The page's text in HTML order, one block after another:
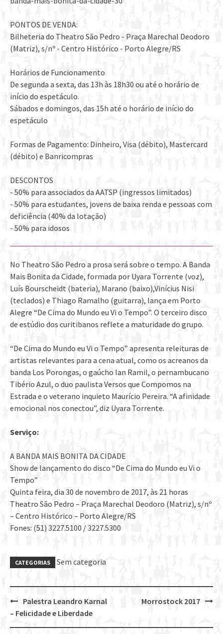
PONTOS DE VENDA:
Bilheteria do Theatro São Pedro - Praça Marechal Deodoro
(Matriz), s/nº - Centro Histórico - Porto Alegre/RS
Horários de Funcionamento
De segunda a sexta, das 13h às 18h30 ou até o horário de
início do espetáculo.
Sábados e domingos, das 15h até o horário de início do
espetáculo
Formas de Pagamento: Dinheiro, Visa (débito), Mastercard
(débito) e Banricompras
DESCONTOS
- 50% para associados da AATSP (ingressos limitados)
- 50% para estudantes, jovens de baixa renda e pessoas com
deficiência (40% da lotação)
- 50% para idosos
No Theatro São Pedro a prosa será sobre o tempo. A Banda
Mais Bonita da Cidade, formada por Uyara Torrente (voz),
Luís Bourscheidt (bateria), Marano (baixo),Vinícius Nisi
(teclados) e Thiago Ramalho (guitarra), lança em Porto
Alegre “De Cima do Mundo eu Vi o Tempo”. ​O terceiro disco
de estúdio dos curitibanos reflete a maturidade do grupo.
“De Cima do Mundo eu Vi o Tempo”​ apresenta releituras de
artistas relevantes para a cena atual, como os acreanos da
banda Los Porongas, o gaúcho Ian Ramil, o pernambucano
Tibério Azul, o duo paulista Versos que Compomos na
Estrada e o veterano inquieto Maurício Pereira. “A afinidade
emocional nos conectou”​, diz Uyara Torrente.
Serviço:
A BANDA MAIS BONITA DA CIDADE
Showde lançamento do disco “De Cima do Mundo eu Vi o
Tempo”
Quinta feira, dia 30 de novembro de 2017, às 21 horas
Theatro São Pedro – Praça Marechal Deodoro (Matriz), s/nº
– Centro Histórico – Porto Alegre/RS
Fones: (51) 3227.5100 / 3227.5300
CATEGORIAS Sem categoria
Post
navigation
Morrostock 2017
Palestra Leandro Karnal
– Felicidade e Liberdade